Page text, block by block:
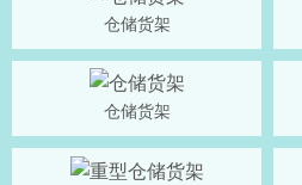
仓储货架
仓储货架